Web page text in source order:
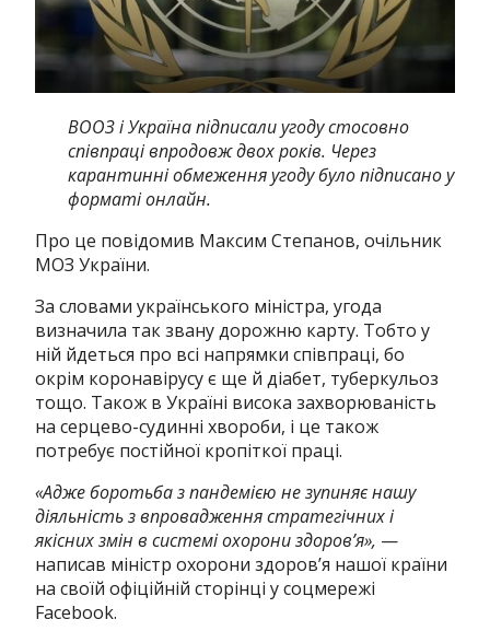
ВООЗ і Україна підписали угоду стосовно
співпраці впродовж двох років. Через
карантинні обмеження угоду було підписано у
форматі онлайн.
Про це повідомив Максим Степанов, очільник
МОЗ України.
За словами українського міністра, угода
визначила так звану дорожню карту. Тобто у
ній йдеться про всі напрямки співпраці, бо
окрім коронавірусу є ще й діабет, туберкульоз
тощо. Також в Україні висока захворюваність
на серцево-судинні хвороби, і це також
потребує постійної кропіткої праці.
«Адже боротьба з пандемією не зупиняє нашу
діяльність з впровадження стратегічних і
якісних змін в системі охорони здоров’я», —
написав міністр охорони здоров’я нашої країни
на своїй офіційній сторінці у соцмережі
Facebook.